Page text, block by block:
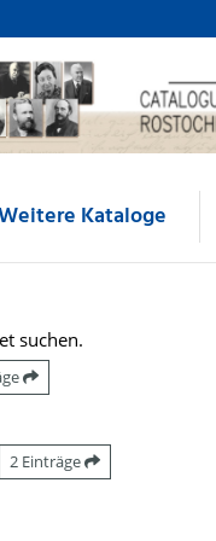
Kataloge
suchen.
2 Einträge